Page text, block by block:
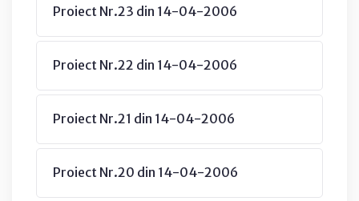
Proiect Nr.23 din 14-04-2006
Proiect Nr.22 din 14-04-2006
Proiect Nr.21 din 14-04-2006
Proiect Nr.20 din 14-04-2006